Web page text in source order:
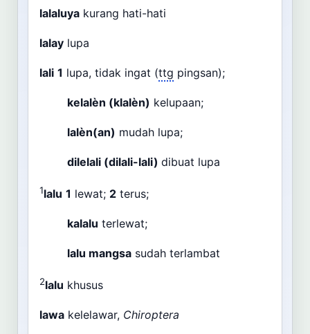
lalaluya kurang hati-hati
lalay lupa
lali 1 lupa, tidak ingat (ttg pingsan);
kelalèn (klalèn) kelupaan;
lalèn(an) mudah lupa;
dilelali (dilali-lali) dibuat lupa
1lalu 1 lewat; 2 terus;
kalalu terlewat;
lalu mangsa sudah terlambat
2lalu khusus
lawa kelelawar, Chiroptera